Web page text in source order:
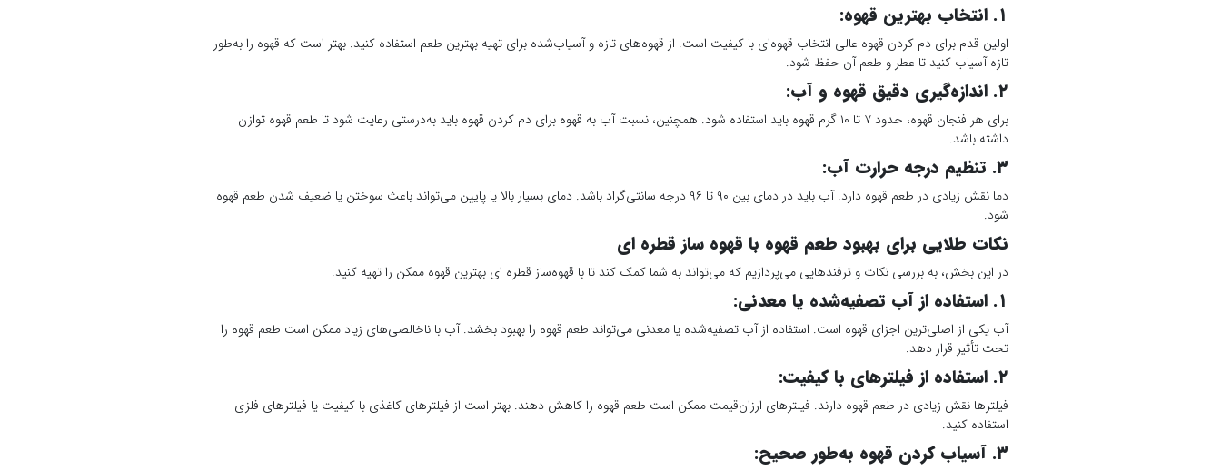
۱. انتخاب بهترین قهوه:
اولین قدم برای دم کردن قهوه عالی انتخاب قهوه‌ای با کیفیت است. از قهوه‌های تازه و آسیاب‌شده برای تهیه بهترین طعم استفاده کنید. بهتر است که قهوه را به‌طور
تازه آسیاب کنید تا عطر و طعم آن حفظ شود.
۲. اندازه‌گیری دقیق قهوه و آب:
برای هر فنجان قهوه، حدود ۷ تا ۱۰ گرم قهوه باید استفاده شود. همچنین، نسبت آب به قهوه برای دم کردن قهوه باید به‌درستی رعایت شود تا طعم قهوه توازن
داشته باشد.
۳. تنظیم درجه حرارت آب:
دما نقش زیادی در طعم قهوه دارد. آب باید در دمای بین ۹۰ تا ۹۶ درجه سانتی‌گراد باشد. دمای بسیار بالا یا پایین می‌تواند باعث سوختن یا ضعیف شدن طعم قهوه
شود.
نکات طلایی برای بهبود طعم قهوه با قهوه ساز قطره ای
در این بخش، به بررسی نکات و ترفندهایی می‌پردازیم که می‌تواند به شما کمک کند تا با قهوه‌ساز قطره‌ ای بهترین قهوه ممکن را تهیه کنید.
۱. استفاده از آب تصفیه‌شده یا معدنی:
آب یکی از اصلی‌ترین اجزای قهوه است. استفاده از آب تصفیه‌شده یا معدنی می‌تواند طعم قهوه را بهبود بخشد. آب با ناخالصی‌های زیاد ممکن است طعم قهوه را
تحت تأثیر قرار دهد.
۲. استفاده از فیلترهای با کیفیت:
فیلترها نقش زیادی در طعم قهوه دارند. فیلترهای ارزان‌قیمت ممکن است طعم قهوه را کاهش دهند. بهتر است از فیلترهای کاغذی با کیفیت یا فیلترهای فلزی
استفاده کنید.
۳. آسیاب کردن قهوه به‌طور صحیح: